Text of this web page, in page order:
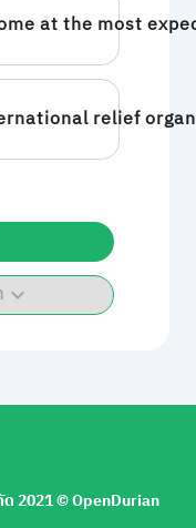
at the most
relief
2021 ©︎ OpenDurian